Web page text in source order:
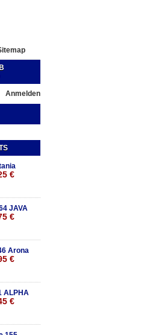
Anmelden
€
JAVA
€
Arona
€
ALPHA
€